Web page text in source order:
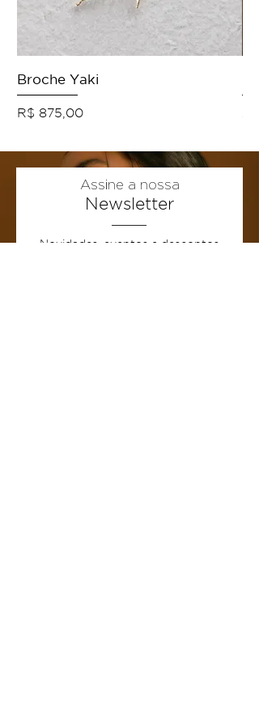
Broche Yaki
Preço
R$ 875,00
Assine a nossa
Newsletter
Novidades, eventos e descontos